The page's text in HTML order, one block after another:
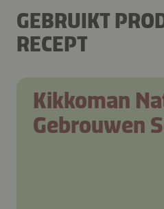
GEBRUIKT
RECEPT
Kikkoman
Gebrouwen